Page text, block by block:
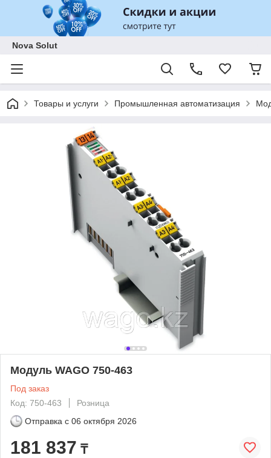
Nova Solut
Товары и услуги Промышленная автоматизация
Модуль WAGO 750-463
Под заказ
Код: 750-463
Розница
Отправка с 06 октября 2026
181 837 ₸